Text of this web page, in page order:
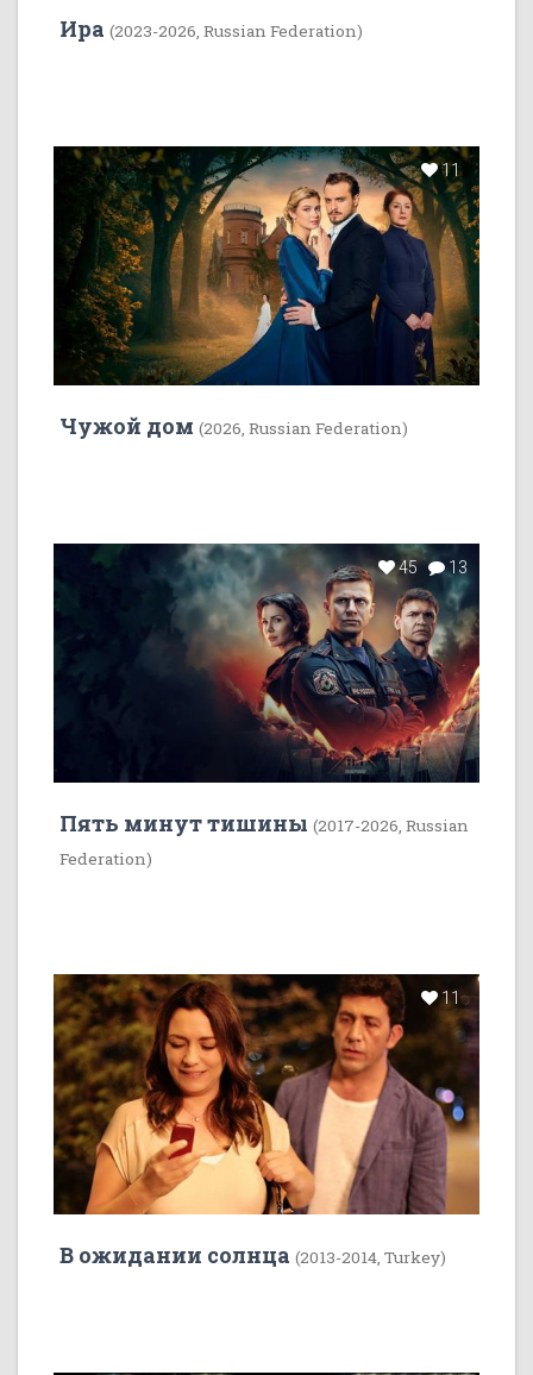
Ира (2023-2026, Russian Federation)
11
Чужой дом (2026, Russian Federation)
45 13
Пять минут тишины (2017-2026, Russian
Federation)
11
В ожидании солнца (2013-2014, Turkey)